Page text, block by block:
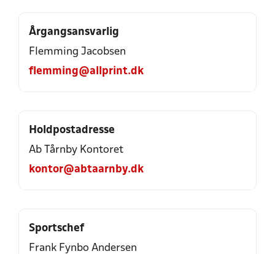
Årgangsansvarlig
Flemming Jacobsen
flemming@allprint.dk
Holdpostadresse
Ab Tårnby Kontoret
kontor@abtaarnby.dk
Sportschef
Frank Fynbo Andersen